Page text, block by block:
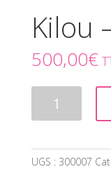
Kilou
500,00€
Blanc
UGS : 300007